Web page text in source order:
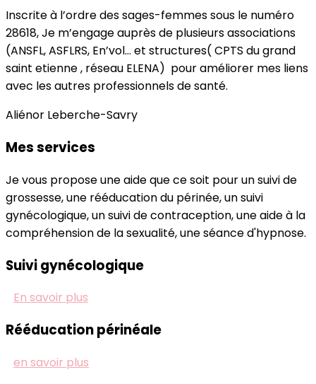
Inscrite à l’ordre des sages-femmes sous le numéro
28618, Je m’engage auprès de plusieurs associations
(ANSFL, ASFLRS, En’vol… et structures( CPTS du grand
saint etienne , réseau ELENA) pour améliorer mes liens
avec les autres professionnels de santé.
Aliénor Leberche-Savry
Mes services
Je vous propose une aide que ce soit pour un suivi de
grossesse, une rééducation du périnée, un suivi
gynécologique, un suivi de contraception, une aide à la
compréhension de la sexualité, une séance d'hypnose.
Suivi gynécologique
En savoir plus
Rééducation périnéale
en savoir plus